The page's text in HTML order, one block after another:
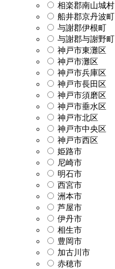
相楽郡南山城村
船井郡京丹波町
与謝郡伊根町
与謝郡与謝野町
神戸市東灘区
神戸市灘区
神戸市兵庫区
神戸市長田区
神戸市須磨区
神戸市垂水区
神戸市北区
神戸市中央区
神戸市西区
姫路市
尼崎市
明石市
西宮市
洲本市
芦屋市
伊丹市
相生市
豊岡市
加古川市
赤穂市